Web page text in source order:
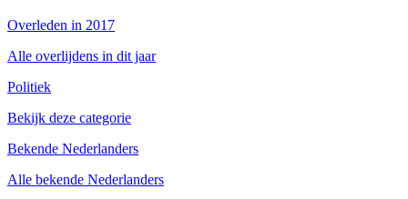
Overleden in 2017
Alle overlijdens in dit jaar
Politiek
Bekijk deze categorie
Bekende Nederlanders
Alle bekende Nederlanders